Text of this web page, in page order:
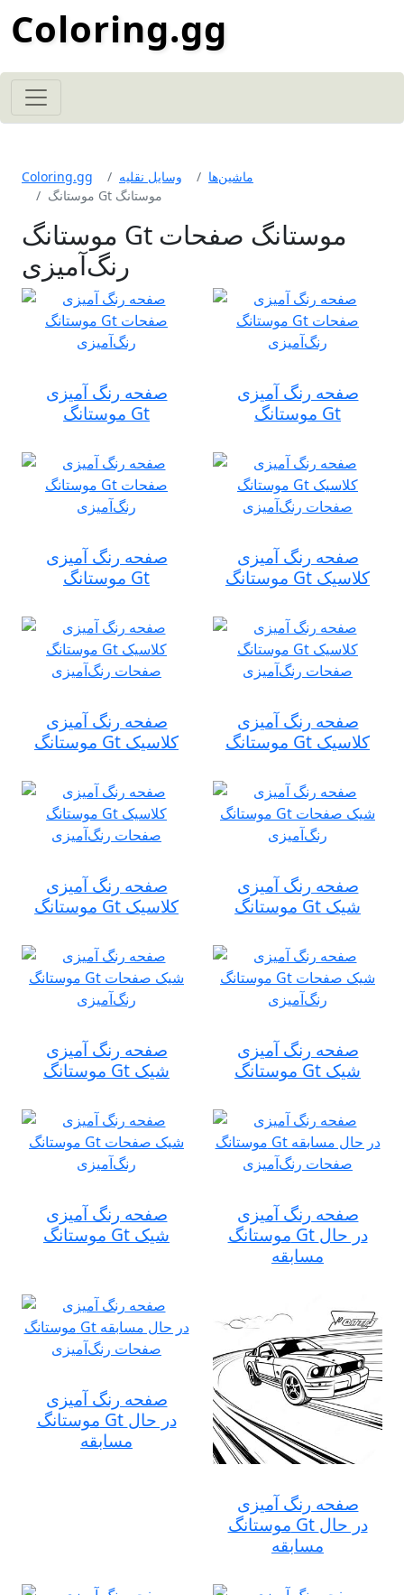
Coloring.gg
Coloring.gg وسایل نقلیه
ماشین‌ها
موستانگ Gt موستانگ
موستانگ Gt موستانگ صفحات
رنگ‌آمیزی
صفحه رنگ آمیزی
موستانگ Gt
صفحه رنگ آمیزی
موستانگ Gt
صفحه رنگ آمیزی
موستانگ Gt
صفحه رنگ آمیزی
موستانگ Gt کلاسیک
صفحه رنگ آمیزی
موستانگ Gt کلاسیک
صفحه رنگ آمیزی
موستانگ Gt کلاسیک
صفحه رنگ آمیزی
موستانگ Gt کلاسیک
صفحه رنگ آمیزی
موستانگ Gt شیک
صفحه رنگ آمیزی
موستانگ Gt شیک
صفحه رنگ آمیزی
موستانگ Gt شیک
صفحه رنگ آمیزی
موستانگ Gt شیک
صفحه رنگ آمیزی
موستانگ Gt در حال
مسابقه
صفحه رنگ آمیزی
موستانگ Gt در حال
مسابقه
صفحه رنگ آمیزی
موستانگ Gt در حال
مسابقه